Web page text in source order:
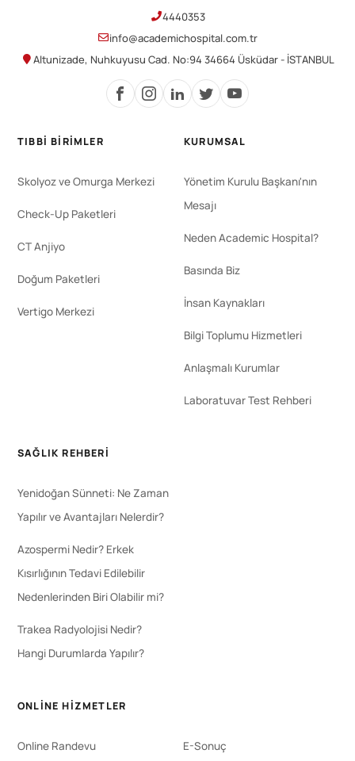
4440353
info@academichospital.com.tr
Altunizade, Nuhkuyusu Cad. No:94 34664 Üsküdar - İSTANBUL
TIBBI BIRIMLER
Skolyoz ve Omurga Merkezi
Check-Up Paketleri
CT Anjiyo
Doğum Paketleri
Vertigo Merkezi
KURUMSAL
Yönetim Kurulu Başkanı'nın
Mesajı
Neden Academic Hospital?
Basında Biz
İnsan Kaynakları
Bilgi Toplumu Hizmetleri
Anlaşmalı Kurumlar
Laboratuvar Test Rehberi
SAĞLIK REHBERI
Yenidoğan Sünneti: Ne Zaman
Yapılır ve Avantajları Nelerdir?
Azospermi Nedir? Erkek
Kısırlığının Tedavi Edilebilir
Nedenlerinden Biri Olabilir mi?
Trakea Radyolojisi Nedir?
Hangi Durumlarda Yapılır?
ONLINE HIZMETLER
Online Randevu E-Sonuç